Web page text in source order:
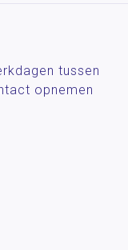
tussen
opnemen